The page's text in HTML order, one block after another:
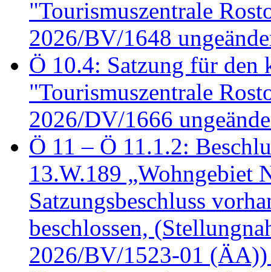
"Tourismuszentrale
2026/BV/1648
Ö 10.4: Satzung für den
"Tourismuszentrale
2026/DV/1666
Ö 11 – Ö 11.1.2:
13.W.189 „Wohngebiet
Satzungsbeschluss
beschlossen,
2026/BV/1523-01